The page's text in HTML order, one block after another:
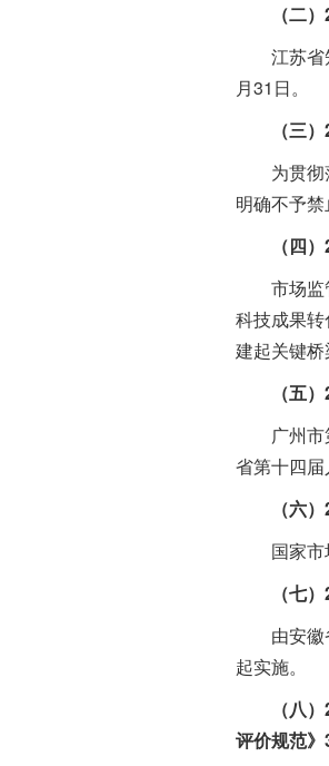
（二
江苏省知
月31日。
（三
为贯彻落
明确不予
（四
市场监管
科技成果转
建起关键桥
（五
广州市第
省第十四
（六
国家市场
（七
由安徽省
起实施。
（八
评价规范